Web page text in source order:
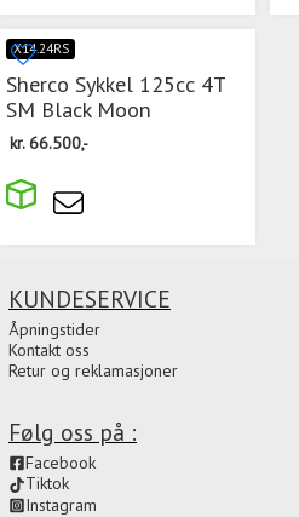
X14.24RS
Sherco Sykkel 125cc 4T
SM Black Moon
kr.66.500,-
Følg oss på :
Facebook
Tiktok
Instagram
KUNDESERVICE
Åpningstider
Kontakt oss
Retur og reklamasjoner